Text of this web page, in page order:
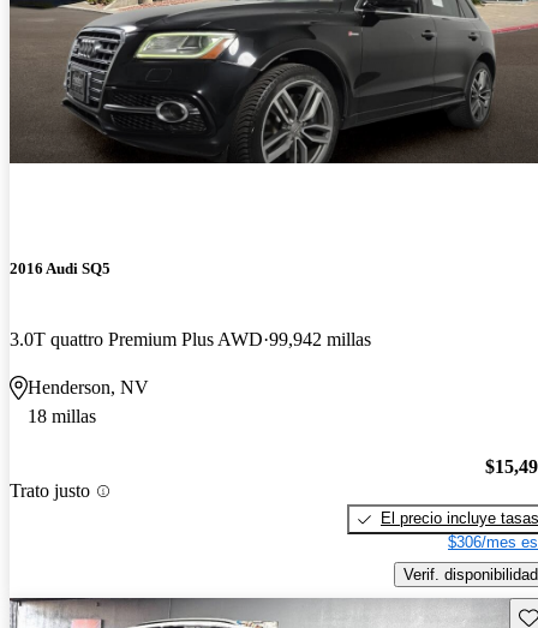
2016 Audi SQ5
3.0T quattro Premium Plus AWD 99,942 millas
Henderson, NV
18 millas
Trato justo
El precio incluye tasas
$306/mes
Verif. disponibilidad